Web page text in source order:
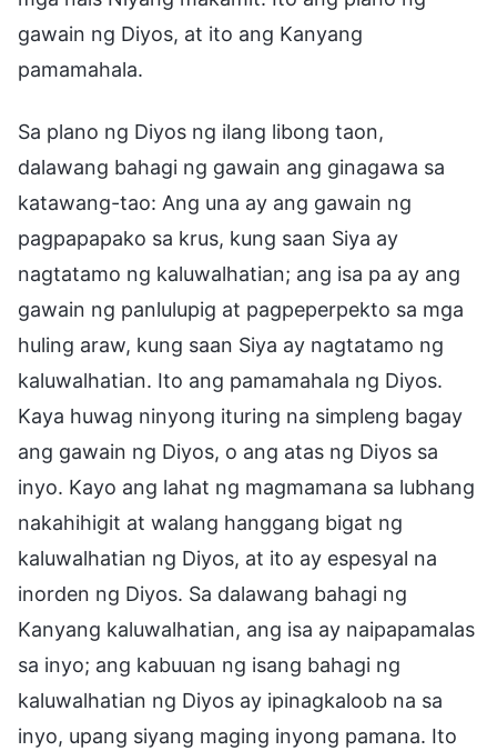
gawain ng Diyos, at ito ang Kanyang
pamamahala.
Sa plano ng Diyos ng ilang libong taon,
dalawang bahagi ng gawain ang ginagawa sa
katawang-tao: Ang una ay ang gawain ng
pagpapapako sa krus, kung saan Siya ay
nagtatamo ng kaluwalhatian; ang isa pa ay ang
gawain ng panlulupig at pagpeperpekto sa mga
huling araw, kung saan Siya ay nagtatamo ng
kaluwalhatian. Ito ang pamamahala ng Diyos.
Kaya huwag ninyong ituring na simpleng bagay
ang gawain ng Diyos, o ang atas ng Diyos sa
inyo. Kayo ang lahat ng magmamana sa lubhang
nakahihigit at walang hanggang bigat ng
kaluwalhatian ng Diyos, at ito ay espesyal na
inorden ng Diyos. Sa dalawang bahagi ng
Kanyang kaluwalhatian, ang isa ay naipapamalas
sa inyo; ang kabuuan ng isang bahagi ng
kaluwalhatian ng Diyos ay ipinagkaloob na sa
inyo, upang siyang maging inyong pamana. Ito